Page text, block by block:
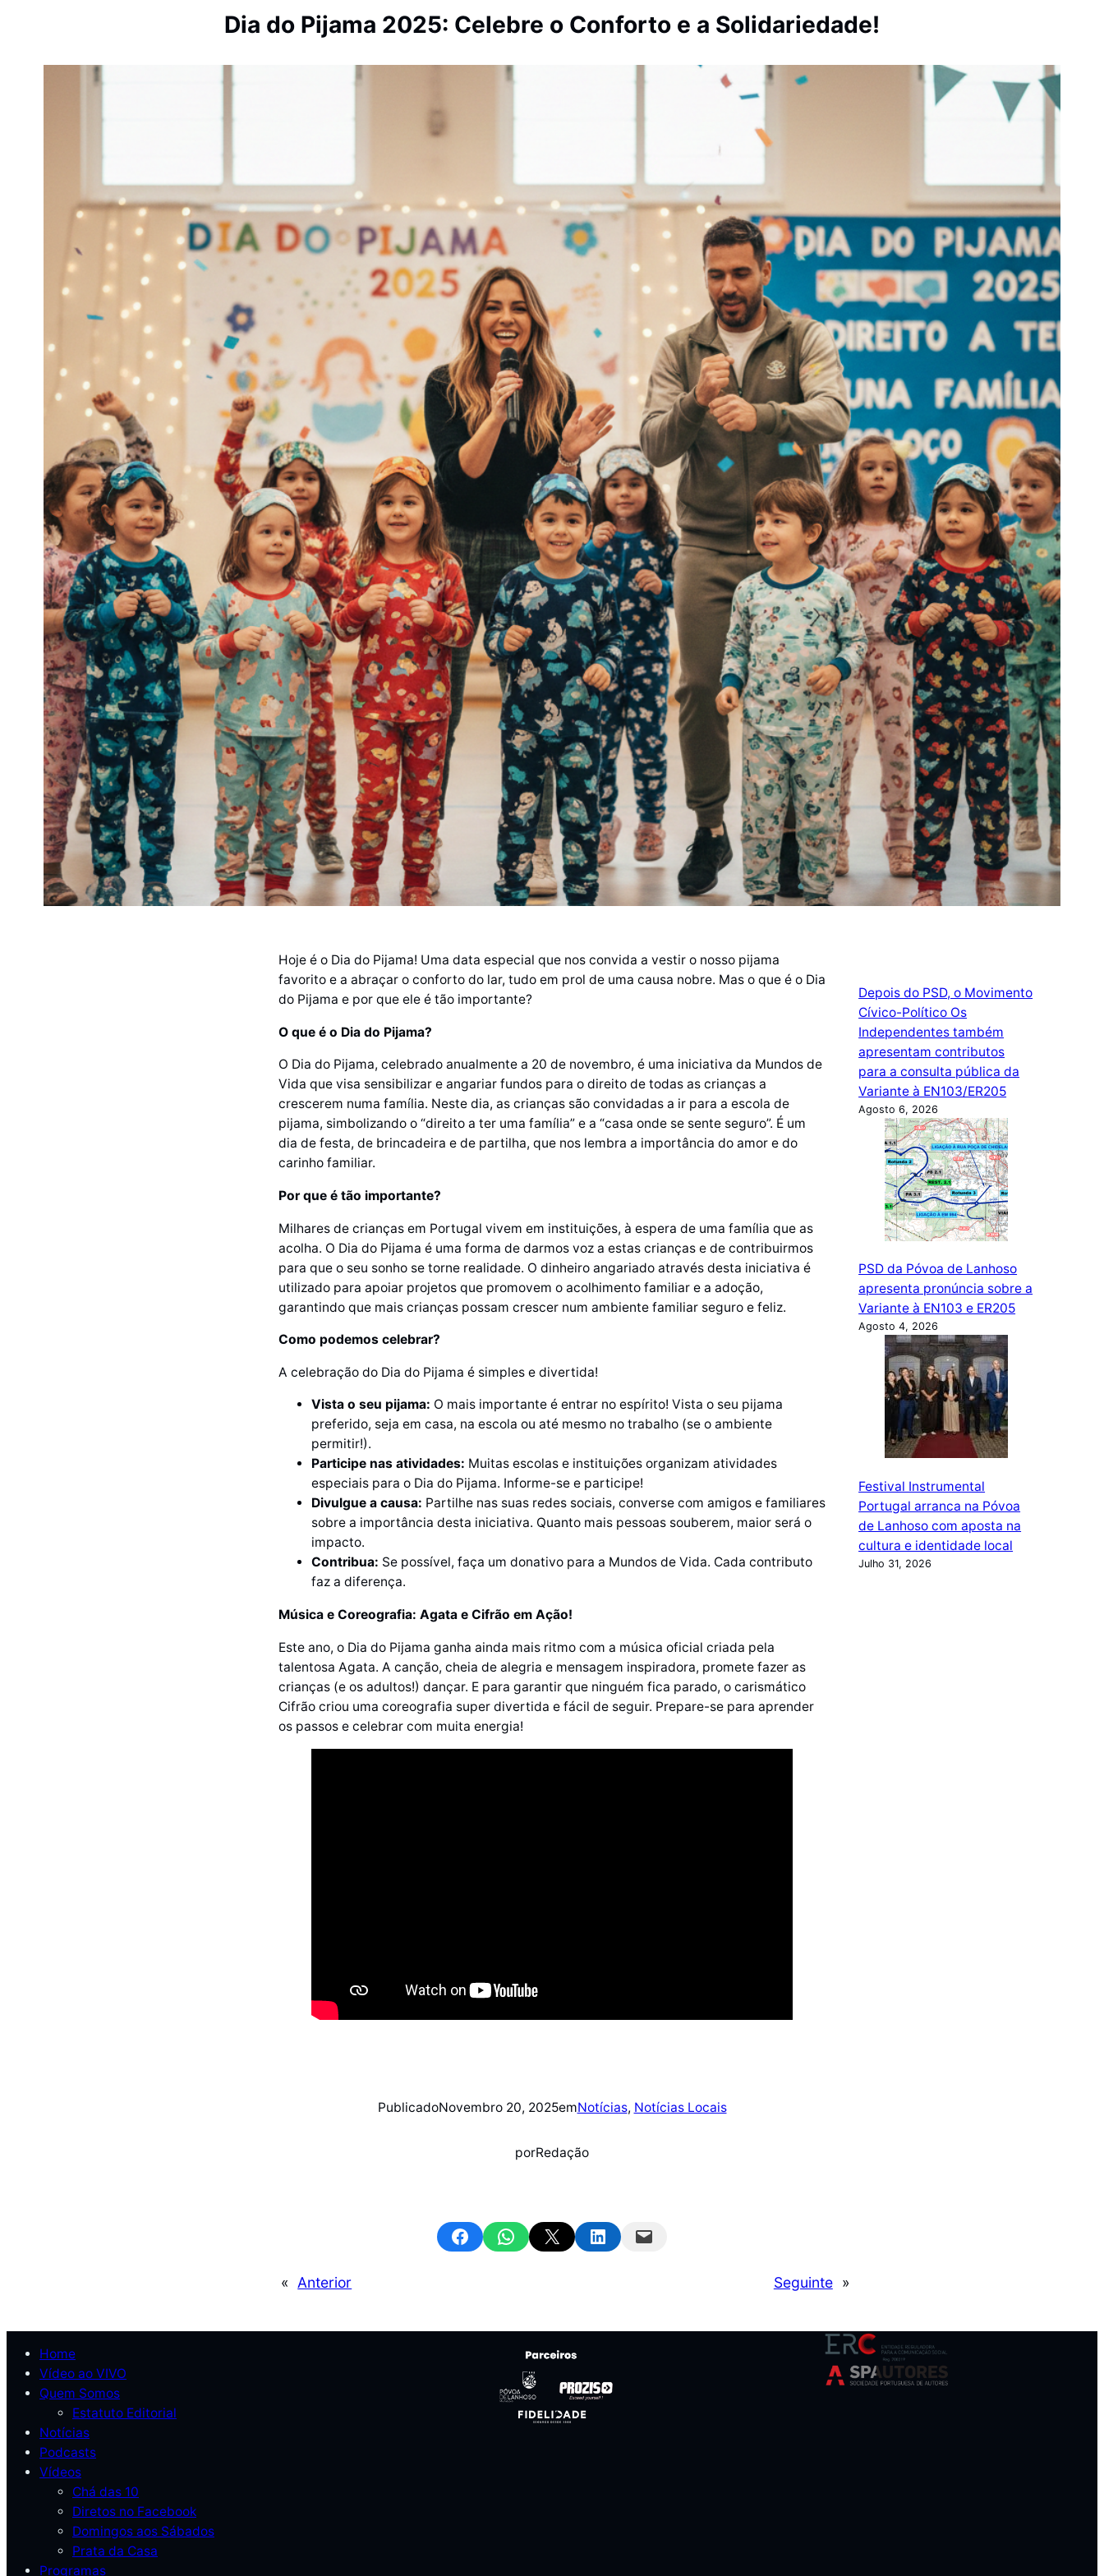
Dia do Pijama 2025: Celebre o Conforto e a Solidariedade!
Hoje é o Dia do Pijama! Uma data especial que nos convida a vestir o nosso pijama
favorito e a abraçar o conforto do lar, tudo em prol de uma causa nobre. Mas o que é o Dia
do Pijama e por que ele é tão importante?
O que é o Dia do Pijama?
O Dia do Pijama, celebrado anualmente a 20 de novembro, é uma iniciativa da Mundos de
Vida que visa sensibilizar e angariar fundos para o direito de todas as crianças a
crescerem numa família. Neste dia, as crianças são convidadas a ir para a escola de
pijama, simbolizando o “direito a ter uma família” e a “casa onde se sente seguro”. É um
dia de festa, de brincadeira e de partilha, que nos lembra a importância do amor e do
carinho familiar.
Por que é tão importante?
Milhares de crianças em Portugal vivem em instituições, à espera de uma família que as
acolha. O Dia do Pijama é uma forma de darmos voz a estas crianças e de contribuirmos
para que o seu sonho se torne realidade. O dinheiro angariado através desta iniciativa é
utilizado para apoiar projetos que promovem o acolhimento familiar e a adoção,
garantindo que mais crianças possam crescer num ambiente familiar seguro e feliz.
Como podemos celebrar?
A celebração do Dia do Pijama é simples e divertida!
Vista o seu pijama: O mais importante é entrar no espírito! Vista o seu pijama
preferido, seja em casa, na escola ou até mesmo no trabalho (se o ambiente
permitir!).
Participe nas atividades: Muitas escolas e instituições organizam atividades
especiais para o Dia do Pijama. Informe-se e participe!
Divulgue a causa: Partilhe nas suas redes sociais, converse com amigos e familiares
sobre a importância desta iniciativa. Quanto mais pessoas souberem, maior será o
impacto.
Contribua: Se possível, faça um donativo para a Mundos de Vida. Cada contributo
faz a diferença.
Música e Coreografia: Agata e Cifrão em Ação!
Este ano, o Dia do Pijama ganha ainda mais ritmo com a música oficial criada pela
talentosa Agata. A canção, cheia de alegria e mensagem inspiradora, promete fazer as
crianças (e os adultos!) dançar. E para garantir que ninguém fica parado, o carismático
Cifrão criou uma coreografia super divertida e fácil de seguir. Prepare-se para aprender
os passos e celebrar com muita energia!
Depois do PSD, o Movimento
Cívico-Político Os
Independentes também
apresentam contributos
para a consulta pública da
Variante à EN103/ER205
Agosto 6, 2026
PSD da Póvoa de Lanhoso
apresenta pronúncia sobre a
Variante à EN103 e ER205
Agosto 4, 2026
Festival Instrumental
Portugal arranca na Póvoa
de Lanhoso com aposta na
cultura e identidade local
Julho 31, 2026
PublicadoNovembro 20, 2025emNotícias, Notícias Locais
porRedação
Share on FacebookShare on WhatsApp
Email this Page Share on LinkedInEmail this Page
« Anterior Seguinte »
Home
Vídeo ao VIVO
Quem Somos
Estatuto Editorial
Notícias
Podcasts
Vídeos
Chá das 10
Diretos no Facebook
Domingos aos Sábados
Prata da Casa
Programas